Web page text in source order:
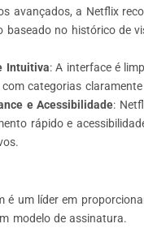
avançados, a Netflix
baseado no histórico de
Intuitiva: A interface é
com categorias
e Acessibilidade:
rápido e
é um líder em
modelo de assinatura.